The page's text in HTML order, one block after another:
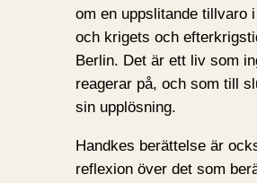
om en uppslitande tillvaro
och krigets och
Berlin. Det är ett liv som
reagerar på, och som till
sin upplösning.
Handkes berättelse är
reflexion över det som